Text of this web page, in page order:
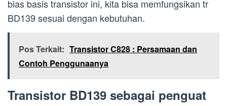
bias basis transistor ini, kita bisa memfungsikan tr
BD139 sesuai dengan kebutuhan.
Pos Terkait: Transistor C828 : Persamaan dan
Contoh Penggunaanya
Transistor BD139 sebagai penguat